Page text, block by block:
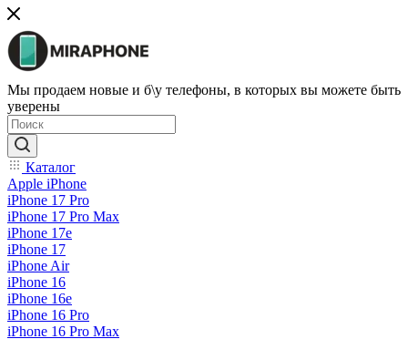
Мы продаем новые и б\у телефоны, в которых вы можете быть
уверены
Каталог
Apple iPhone
iPhone 17 Pro
iPhone 17 Pro Max
iPhone 17e
iPhone 17
iPhone Air
iPhone 16
iPhone 16e
iPhone 16 Pro
iPhone 16 Pro Max